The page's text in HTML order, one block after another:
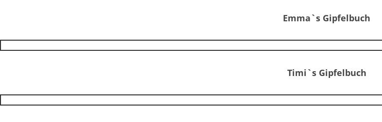
Emma`s Gipfelbuch
Timi`s Gipfelbuch